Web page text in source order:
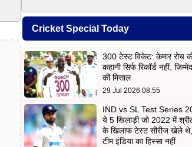
Cricket Special Today
300 टेस्ट विकेट: केमार रोच
कहानी सिर्फ रिकॉर्ड नहीं,
की मिसाल
29 Jul 2026 08:55
IND vs SL Test Series
ये 5 खिलाड़ी जो 2022 में
के खिलाफ टेस्ट सीरीज खेले
टीम इंडिया का हिस्सा नहीं